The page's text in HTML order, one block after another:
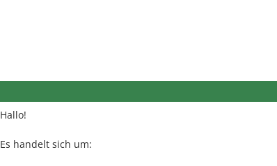
Hallo!
Es handelt sich um: